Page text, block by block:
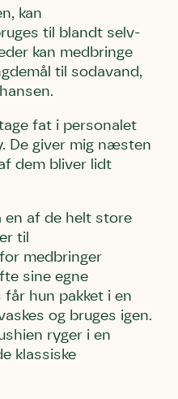
kan
til blandt selv-
kan medbringe
til sodavand,
fat i personalet
De giver mig næsten
dem bliver lidt
en af de helt store
til
medbringer
sine egne
får hun pakket i en
og bruges igen.
ryger i en
klassiske